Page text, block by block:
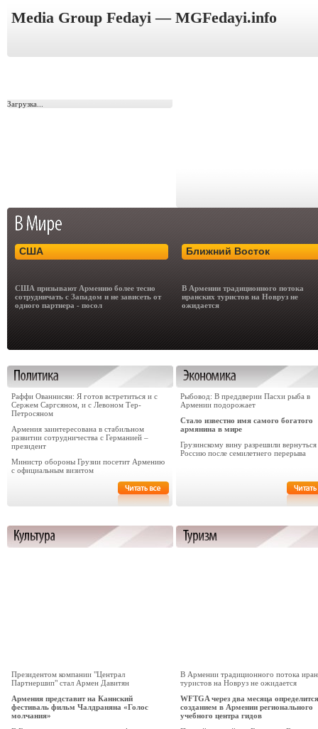
Media Group Fedayi — MGFedayi.info
Загрузка...
США
США призывают Армению более тесно
сотрудничать с Западом и не зависеть от
одного партнера - посол
Ближний Восток
В Армении традиционного потока
иранских туристов на Новруз не
ожидается
Раффи Ованнисян: Я готов встретиться и с
Сержем Саргсяном, и с Левоном Тер-
Петросяном
Армения заинтересована в стабильном
развитии сотрудничества с Германией –
президент
Министр обороны Грузии посетит Армению
с официальным визитом
Рыбовод: В преддверии Пасхи рыба в
Армении подорожает
Стало известно имя самого богатого
армянина в мире
Грузинскому вину разрешили вернуться
Россию после семилетнего перерыва
Президентом компании "Централ
Партнершип" стал Армен Давитян
Армения представит на Каннский
фестиваль фильм Чалдраняна «Голос
молчания»
В Армении традиционного потока
туристов на Новруз не ожидается
WFTGA через два месяца
созданием в Армении регионального
учебного центра гидов